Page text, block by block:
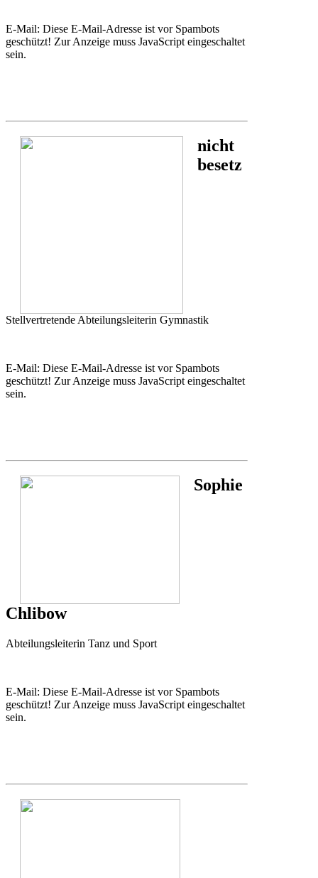
E-Mail: Diese E-Mail-Adresse ist vor Spambots
geschützt! Zur Anzeige muss JavaScript eingeschaltet
sein.
nicht
besetz
Stellvertretende Abteilungsleiterin Gymnastik
E-Mail: Diese E-Mail-Adresse ist vor Spambots
geschützt! Zur Anzeige muss JavaScript eingeschaltet
sein.
Sophie
Chlibow
Abteilungsleiterin Tanz und Sport
E-Mail: Diese E-Mail-Adresse ist vor Spambots
geschützt! Zur Anzeige muss JavaScript eingeschaltet
sein.